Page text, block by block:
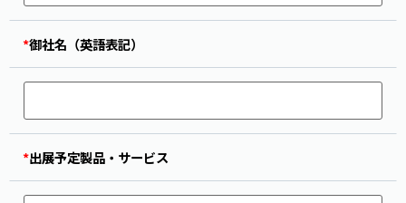
*御社名（英語表記）
*出展予定製品・サービス